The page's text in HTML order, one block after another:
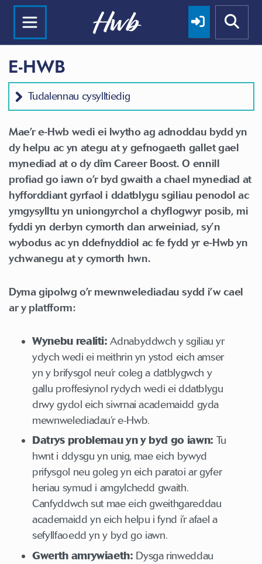
E-HWB
Tudalennau cysylltiedig
Mae’r e-Hwb wedi ei lwytho ag adnoddau bydd yn
dy helpu ac yn ategu at y gefnogaeth gallet gael
mynediad at o dy dîm Career Boost. O ennill
profiad go iawn o’r byd gwaith a chael mynediad at
hyfforddiant gyrfaol i ddatblygu sgiliau penodol ac
ymgysylltu yn uniongyrchol a chyflogwyr posib, mi
fyddi yn derbyn cymorth dan arweiniad, sy’n
wybodus ac yn ddefnyddiol ac fe fydd yr e-Hwb yn
ychwanegu at y cymorth hwn.
Dyma gipolwg o’r mewnwelediadau sydd i’w cael
ar y platfform:
Wynebu realiti: Adnabyddwch y sgiliau yr
ydych wedi ei meithrin yn ystod eich amser
yn y brifysgol neu’r coleg a datblygwch y
gallu proffesiynol rydych wedi ei ddatblygu
drwy gydol eich siwrnai academaidd gyda
mewnwelediadau’r e-Hwb.
Datrys problemau yn y byd go iawn: Tu
hwnt i ddysgu yn unig, mae eich bywyd
prifysgol neu goleg yn eich paratoi ar gyfer
heriau symud i amgylchedd gwaith.
Canfyddwch sut mae eich gweithgareddau
academaidd yn eich helpu i fynd i’r afael a
sefyllfaoedd yn y byd go iawn.
Gwerth amrywiaeth: Dysga rinweddau